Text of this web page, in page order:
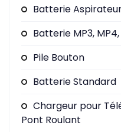
Batterie
Batterie MP3,
Pile Bouton
Batterie Standard
Chargeur pour
Pont Roulant